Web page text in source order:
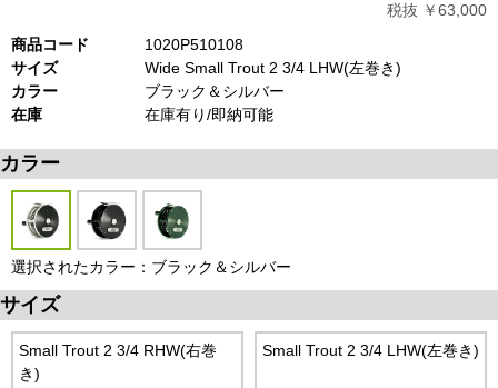
税抜 ￥63,000
商品コード
1020P510108
サイズ
Wide Small Trout 2 3/4 LHW(左巻き)
カラー
ブラック＆シルバー
在庫
在庫有り/即納可能
カラー
選択されたカラー：ブラック＆シルバー
サイズ
Small Trout 2 3/4 RHW(右巻
き)
Small Trout 2 3/4 LHW(左巻き)